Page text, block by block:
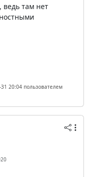
ведь там нет
20:04 пользователем